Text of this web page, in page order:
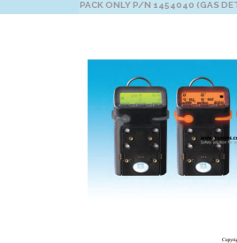
PACK ONLY P/N 1454040 (GAS